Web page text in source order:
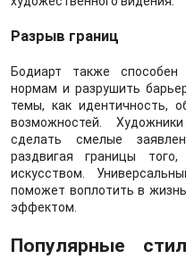
Разрыв границ
Бодиарт также
нормам и разрушить
темы, как идентичность,
возможностей.
сделать смелые
раздвигая границы
искусством.
поможет воплотить в
эффектом.
Популярные